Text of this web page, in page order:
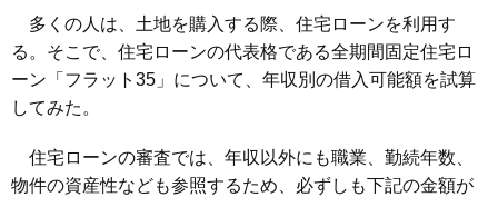
多くの人は、土地を購入する際、住宅ローンを利用す
る。そこで、住宅ローンの代表格である全期間固定住宅ロ
ーン「フラット35」について、年収別の借入可能額を試算
してみた。
住宅ローンの審査では、年収以外にも職業、勤続年数、
物件の資産性なども参照するため、必ずしも下記の金額が